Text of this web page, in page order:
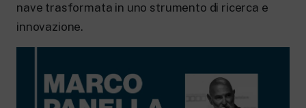
Letteratura, Storia e molto altro.
Rai Scuola
nave trasformata in uno strumento di ricerca e
innovazione.